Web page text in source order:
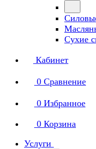
Сухие
Кабинет
0 Сравнение
0 Избранное
0 Корзина
Услуги